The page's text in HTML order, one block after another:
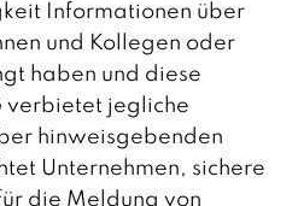
Informationen über
und Kollegen oder
haben und diese
verbietet jegliche
hinweisgebenden
Unternehmen, sichere
die Meldung von